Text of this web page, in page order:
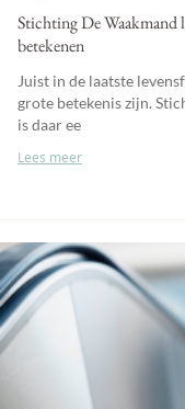
Stichting De Waakmand
betekenen
Juist in de laatste
grote betekenis zijn.
is daar ee
Lees meer